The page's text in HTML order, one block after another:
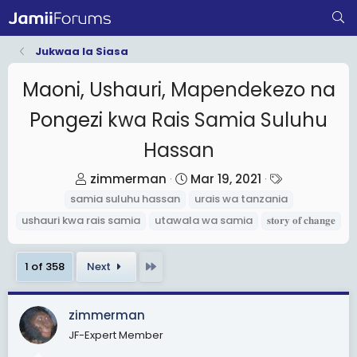
Jukwaa la Siasa
Maoni, Ushauri, Mapendekezo na
Pongezi kwa Rais Samia Suluhu
Hassan
T
h
r
a
d
s
t
a
zimmerman
S
a
a
Mar 19, 2021
T
a
g
samia suluhu hassan
urais wa tanzania
ushauri kwa rais samia
utawala wa samia 𝐬𝐭𝐨𝐫𝐲 𝐨𝐟 𝐜𝐡𝐚𝐧𝐠𝐞
1 of 358 Next
zimmerman
JF-Expert Member